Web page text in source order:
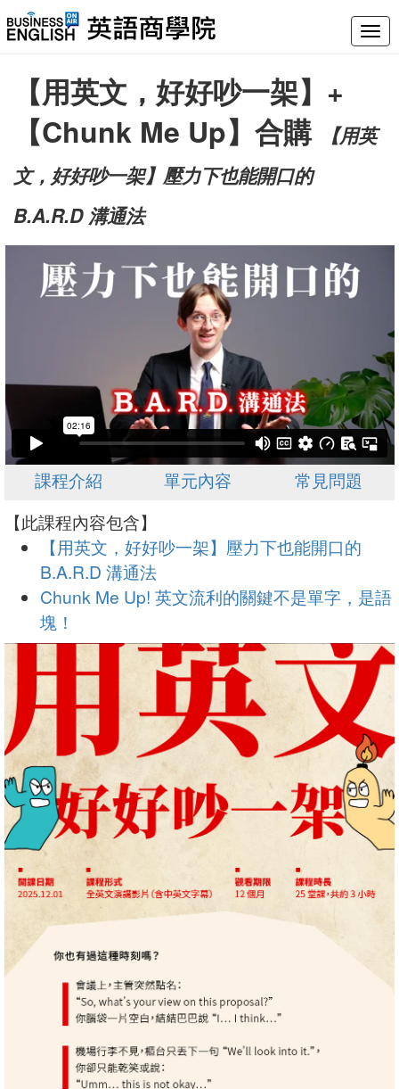
【用英文，好好吵一架】+
【Chunk Me Up】合購
【用英
文，好好吵一架】壓力下也能開口的
B.A.R.D 溝通法
課程介紹 單元內容 常見問題
【此課程內容包含】
【用英文，好好吵一架】壓力下也能開口的
B.A.R.D 溝通法
Chunk Me Up! 英文流利的關鍵不是單字，是語
塊！